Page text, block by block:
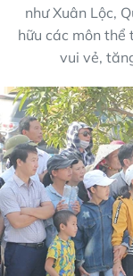
như Xuân Lộc,
hữu các môn thể
vui vẻ,